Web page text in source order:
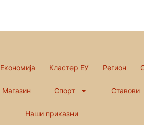
Економија Кластер ЕУ Регион
Магазин Спорт Ставови
Наши приказни